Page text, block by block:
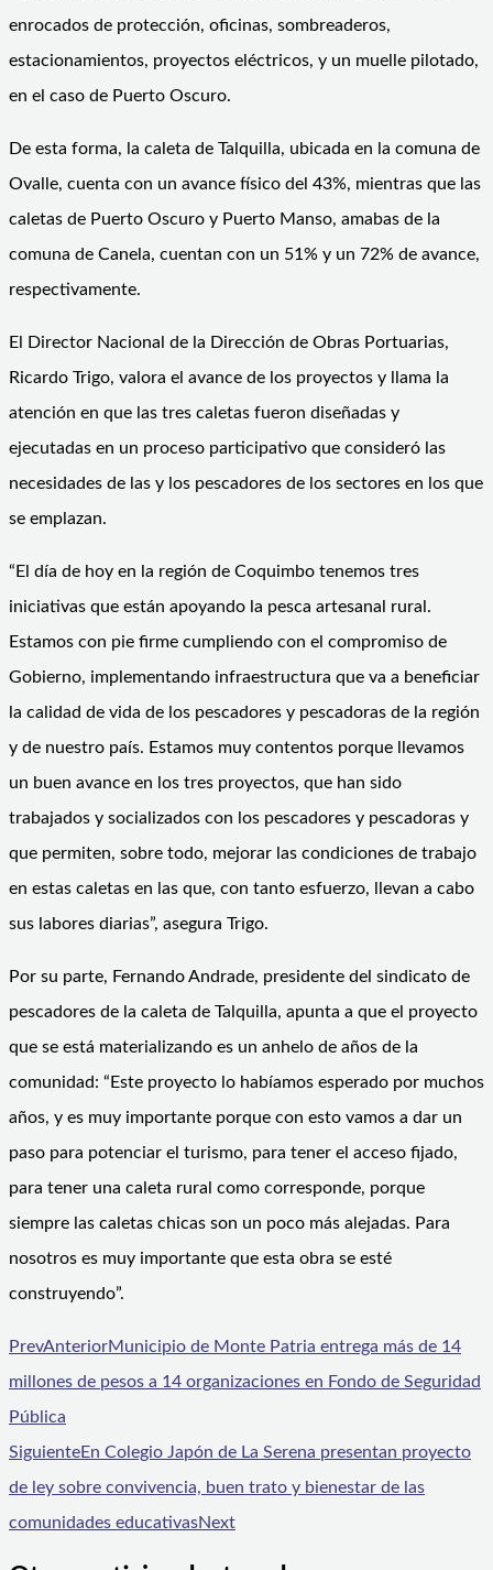
enrocados de protección, oficinas, sombreaderos,
estacionamientos, proyectos eléctricos, y un muelle pilotado,
en el caso de Puerto Oscuro.
De esta forma, la caleta de Talquilla, ubicada en la comuna de
Ovalle, cuenta con un avance físico del 43%, mientras que las
caletas de Puerto Oscuro y Puerto Manso, amabas de la
comuna de Canela, cuentan con un 51% y un 72% de avance,
respectivamente.
El Director Nacional de la Dirección de Obras Portuarias,
Ricardo Trigo, valora el avance de los proyectos y llama la
atención en que las tres caletas fueron diseñadas y
ejecutadas en un proceso participativo que consideró las
necesidades de las y los pescadores de los sectores en los que
se emplazan.
“El día de hoy en la región de Coquimbo tenemos tres
iniciativas que están apoyando la pesca artesanal rural.
Estamos con pie firme cumpliendo con el compromiso de
Gobierno, implementando infraestructura que va a beneficiar
la calidad de vida de los pescadores y pescadoras de la región
y de nuestro país. Estamos muy contentos porque llevamos
un buen avance en los tres proyectos, que han sido
trabajados y socializados con los pescadores y pescadoras y
que permiten, sobre todo, mejorar las condiciones de trabajo
en estas caletas en las que, con tanto esfuerzo, llevan a cabo
sus labores diarias”, asegura Trigo.
Por su parte, Fernando Andrade, presidente del sindicato de
pescadores de la caleta de Talquilla, apunta a que el proyecto
que se está materializando es un anhelo de años de la
comunidad: “Este proyecto lo habíamos esperado por muchos
años, y es muy importante porque con esto vamos a dar un
paso para potenciar el turismo, para tener el acceso fijado,
para tener una caleta rural como corresponde, porque
siempre las caletas chicas son un poco más alejadas. Para
nosotros es muy importante que esta obra se esté
construyendo”.
PrevAnteriorMunicipio de Monte Patria entrega más de 14
millones de pesos a 14 organizaciones en Fondo de Seguridad
Pública
SiguienteEn Colegio Japón de La Serena presentan proyecto
de ley sobre convivencia, buen trato y bienestar de las
comunidades educativasNext